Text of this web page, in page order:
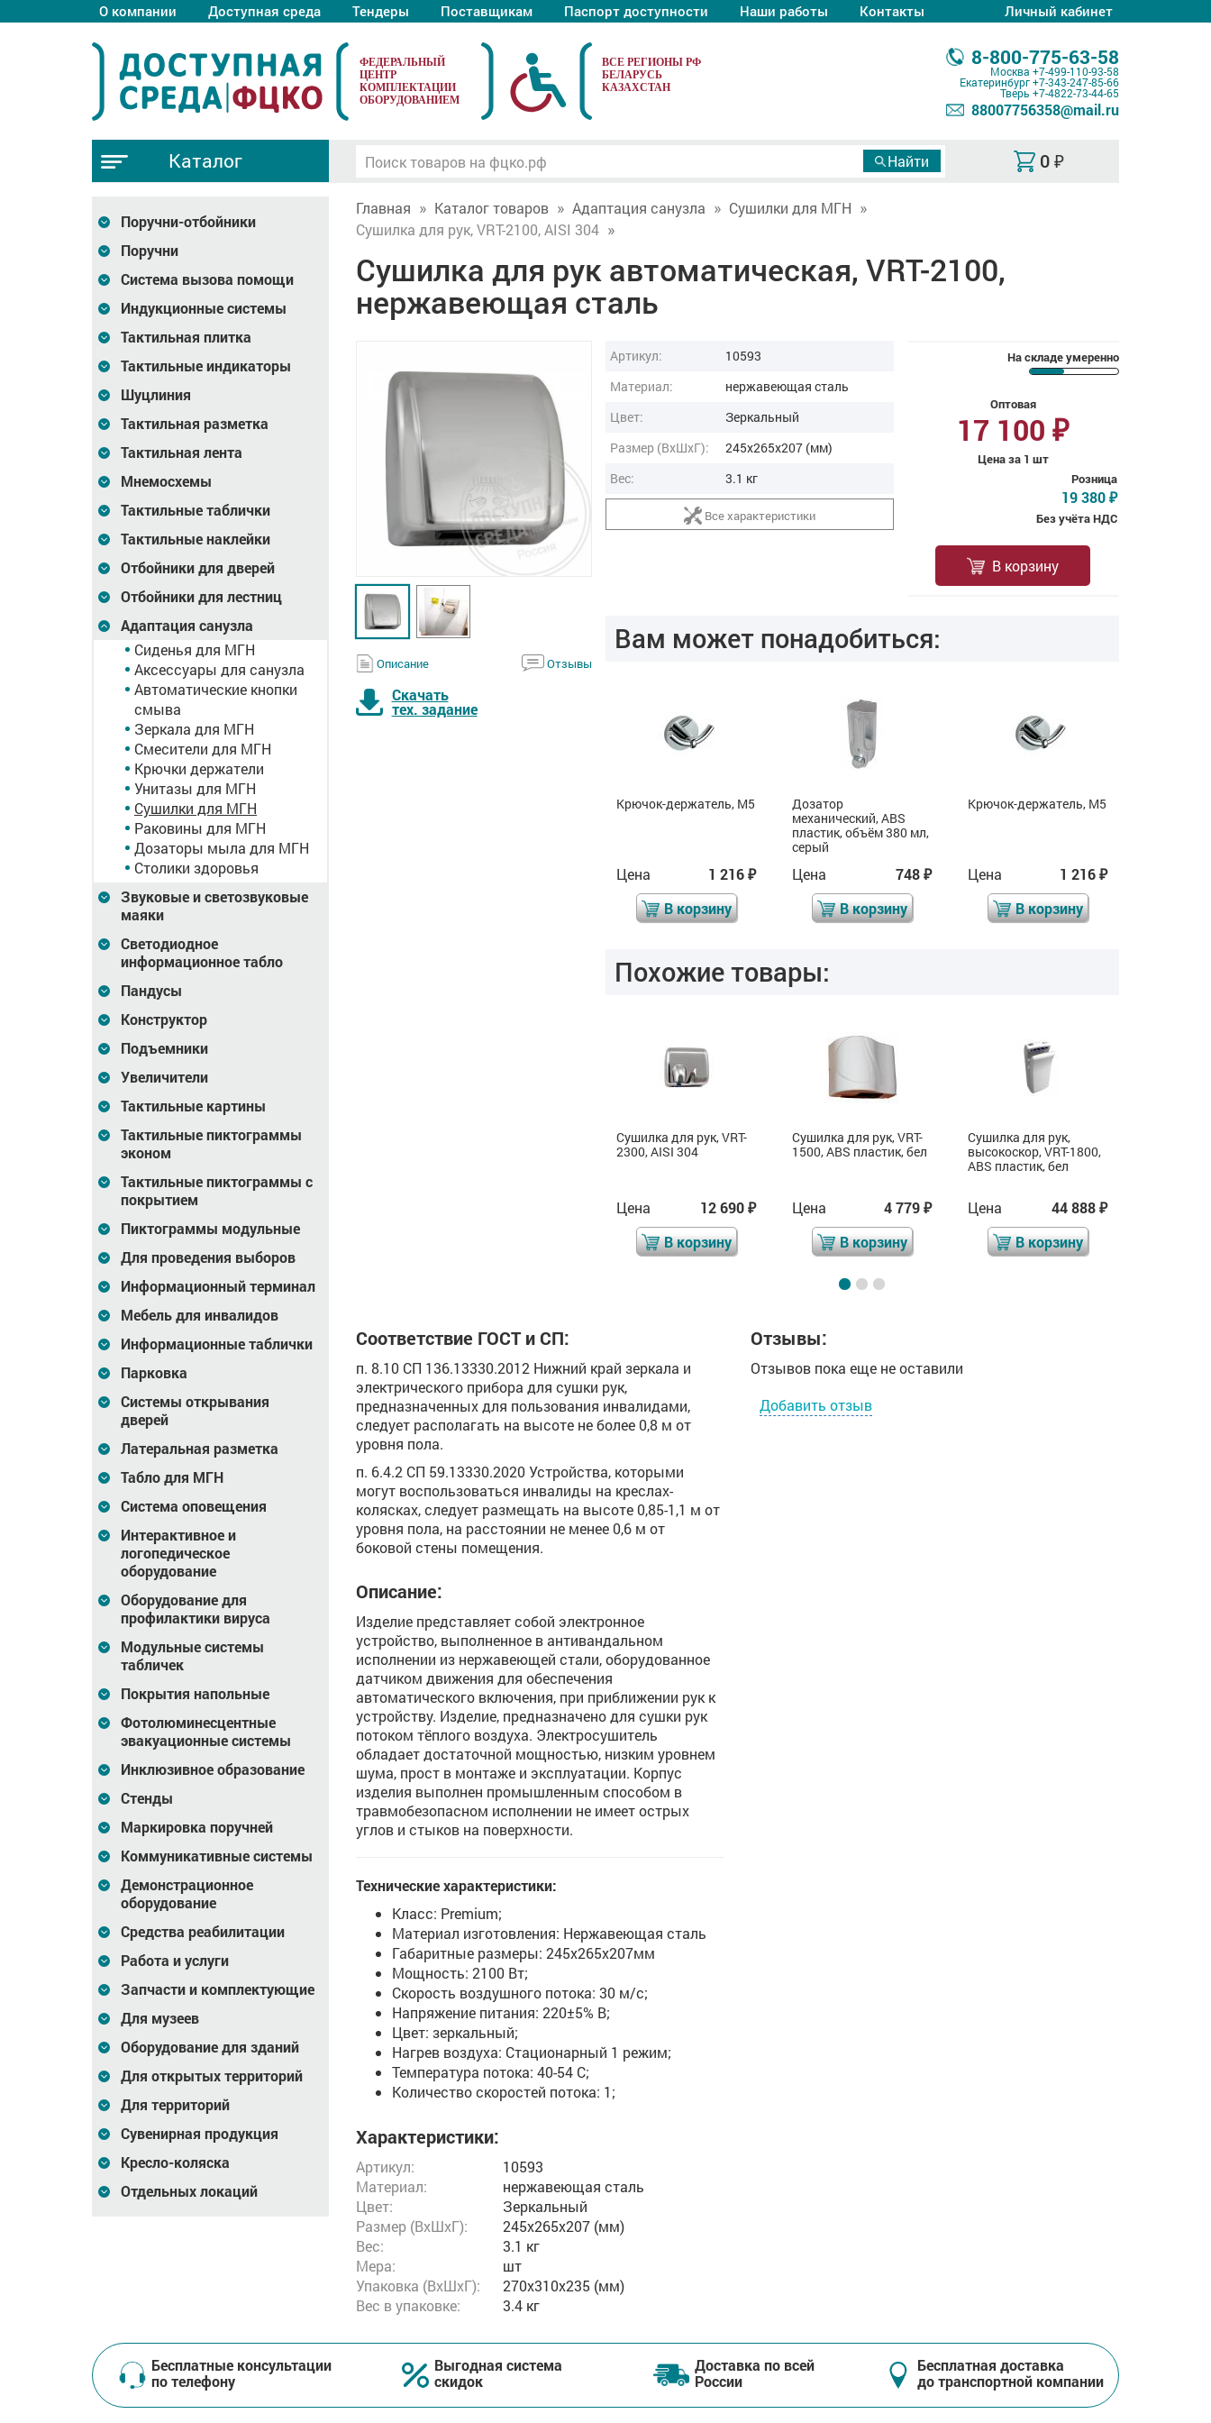
О компании Доступная среда Тендеры Поставщикам Паспорт доступности Наши работы Контакты Личный кабинет
ФЕДЕРАЛЬНЫЙ
ЦЕНТР
КОМПЛЕКТАЦИИ
ОБОРУДОВАНИЕМ
8-800-775-63-58
Москва +7-499-110-93-58
Екатеринбург+7-343-247-85-66
Тверь +7-4822-73-44-65
88007756358@mail.ru
0 ₽
Каталог
Поручни-отбойники
Поручни
Система вызова помощи
Индукционные системы
Тактильная плитка
Тактильные индикаторы
Шуцлиния
Тактильная разметка
Тактильная лента
Мнемосхемы
Тактильные таблички
Тактильные наклейки
Отбойники для дверей
Отбойники для лестниц
Адаптация санузла
Сиденья для МГН
Аксессуары для санузла
Автоматические кнопки
смыва
Зеркала для МГН
Смесители для МГН
Крючки держатели
Унитазы для МГН
Сушилки для МГН
Раковины для МГН
Дозаторы мыла для МГН
Столики здоровья
Звуковые и светозвуковые
маяки
Светодиодное
информационное табло
Пандусы
Конструктор
Подъемники
Увеличители
Тактильные картины
Тактильные пиктограммы
эконом
Тактильные пиктограммы с
покрытием
Пиктограммы модульные
Для проведения выборов
Информационный терминал
Мебель для инвалидов
Информационные таблички
Парковка
Системы открывания
дверей
Латеральная разметка
Табло для МГН
Система оповещения
Интерактивное и
логопедическое
оборудование
Оборудование для
профилактики вируса
Модульные системы
табличек
Покрытия напольные
Фотолюминесцентные
эвакуационные системы
Инклюзивное образование
Стенды
Маркировка поручней
Коммуникативные системы
Демонстрационное
оборудование
Средства реабилитации
Работа и услуги
Запчасти и комплектующие
Для музеев
Оборудование для зданий
Для открытых территорий
Для территорий
Сувенирная продукция
Кресло-коляска
Отдельных локаций
Главная Каталог товаров Адаптация санузла
Сушилки для МГН
Сушилка для рук, VRT-2100, AISI 304
Сушилка для рук автоматическая, VRT-2100,
нержавеющая сталь
Описание Отзывы
Скачать
тех. задание
На складе умеренно
Оптовая
17 100 ₽
Цена за 1 шт
Розница
19 380 ₽
Без учёта НДС
В корзину
Артикул:
10593
Материал:
нержавеющая сталь
Цвет:
Зеркальный
Размер (ВxШxГ):
245x265x207 (мм)
Вес:
3.1 кг
Все характеристики
Вам может понадобиться:
Дозатор
механический, ABS
пластик, объём 380 мл,
серый
748₽
В корзину
Крючок-держатель, М5
Цена 1 216₽
В корзину
Дозатор
механический, ABS
пластик, объём 380 мл,
серый
Цена 748₽
В корзину
Крючок-держатель, М5
Цена 1 216₽
В корзину
Похожие товары:
Электросушилка для
рук 250х175х100 мм
Цена 3 321
В корзину
Электросушилка для
Сушилка для рук, VRT-
2300, AISI 304
Цена 12 690₽
В корзину
Сушилка для рук, VRT-
1500, ABS пластик, бел
Цена 4 779₽
В корзину
Сушилка для рук,
высокоскор, VRT-1800,
ABS пластик, бел
Цена 44 888₽
В корзину
Соответствие ГОСТ и СП:
п. 8.10 СП 136.13330.2012 Нижний край зеркала и
электрического прибора для сушки рук,
предназначенных для пользования инвалидами,
следует располагать на высоте не более 0,8 м от
уровня пола.
п. 6.4.2 СП 59.13330.2020 Устройства, которыми
могут воспользоваться инвалиды на креслах-
колясках, следует размещать на высоте 0,85-1,1 м от
уровня пола, на расстоянии не менее 0,6 м от
боковой стены помещения.
Описание:
Изделие представляет собой электронное
устройство, выполненное в антивандальном
исполнении из нержавеющей стали, оборудованное
датчиком движения для обеспечения
автоматического включения, при приближении рук к
устройству. Изделие, предназначено для сушки рук
потоком тёплого воздуха. Электросушитель
обладает достаточной мощностью, низким уровнем
шума, прост в монтаже и эксплуатации. Корпус
изделия выполнен промышленным способом в
травмобезопасном исполнении не имеет острых
углов и стыков на поверхности.
Технические характеристики:
Класс: Premium;
Материал изготовления: Нержавеющая сталь
Габаритные размеры: 245х265х207мм
Мощность: 2100 Вт;
Скорость воздушного потока: 30 м/с;
Напряжение питания: 220±5% В;
Цвет: зеркальный;
Нагрев воздуха: Стационарный 1 режим;
Температура потока: 40-54 С;
Количество скоростей потока: 1;
Характеристики:
Артикул:
10593
Материал:
нержавеющая сталь
Цвет:
Зеркальный
Размер (ВxШxГ):
245x265x207 (мм)
Вес:
3.1 кг
Мера:
шт
Упаковка (ВхШхГ):
270x310x235 (мм)
Вес в упаковке:
3.4 кг
Отзывы:
Отзывов пока еще не оставили
Добавить отзыв
Бесплатные консультации
по телефону
Выгодная система
скидок
Доставка по всей
России
Бесплатная доставка
до транспортной компании